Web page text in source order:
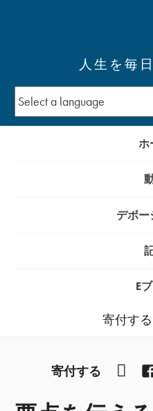
人生を毎
ホ
デボー
E
寄付する
寄付する